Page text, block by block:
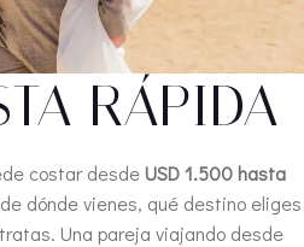
RÁPIDA
costar desde USD 1.500 hasta
dónde vienes, qué destino eliges
Una pareja viajando desde